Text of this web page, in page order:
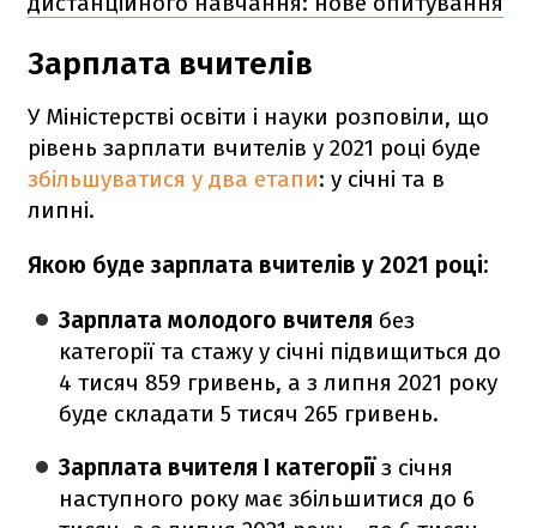
Зарплата вчителів
У Міністерстві освіти і науки розповіли, що
рівень зарплати вчителів у 2021 році буде
збільшуватися у два етапи: у січні та в
липні.
Якою буде зарплата вчителів у 2021 році:
Зарплата молодого вчителя без
категорії та стажу у січні підвищиться до
4 тисяч 859 гривень, а з липня 2021 року
буде складати 5 тисяч 265 гривень.
Зарплата вчителя I категоріїз січня
наступного року має збільшитися до 6